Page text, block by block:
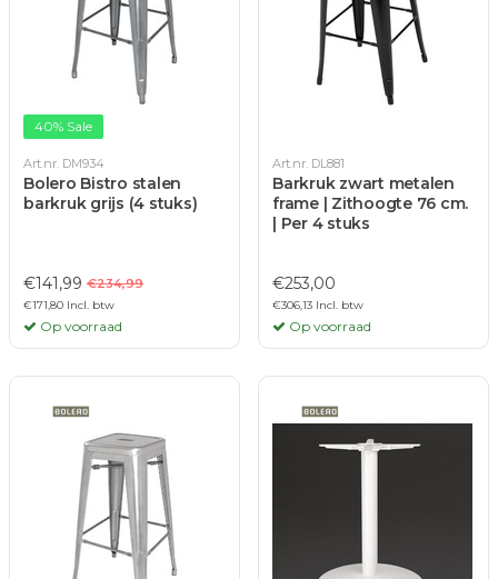
40% Sale
Art.nr. DM934
Bolero Bistro stalen
barkruk grijs (4 stuks)
€141,99 €234,99
€171,80 Incl. btw
Op voorraad
Art.nr. DL881
Barkruk zwart metalen
frame | Zithoogte 76 cm.
| Per 4 stuks
€253,00
€306,13 Incl. btw
Op voorraad